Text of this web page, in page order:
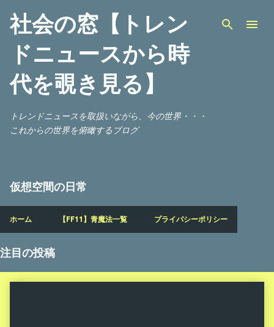
スキップしてメイン コンテンツに移動
社会の窓【トレン
ドニュースから時
代を覗き見る】
トレンドニュースを取扱いながら、今の世界・・・
これからの世界を俯瞰するブログ
仮想空間の日常
ホーム 【FF11】青魔法一覧 プライバシーポリシー
稿
注目の投稿